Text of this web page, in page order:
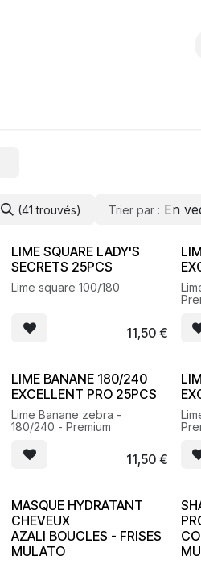
(41 trouvés) Trier par : En
LIME SQUARE LADY'S
SECRETS 25PCS
Lime square 100/180
11,50€
LIME BANANE 180/240
EXCELLENT PRO 25PCS
Lime Banane zebra -
180/240 - Premium
11,50€
MASQUE HYDRATANT
CHEVEUX
AZALI BOUCLES - FRISES
MULATO